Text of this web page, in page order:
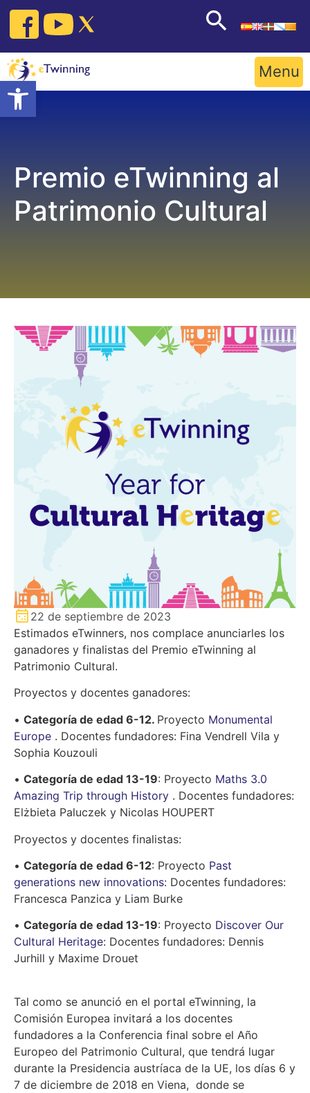
Open toolbar
Skip
content
Menu
Premio eTwinning al
Patrimonio Cultural
22 de septiembre de 2023
Estimados eTwinners, nos complace anunciarles los
ganadores y finalistas del Premio eTwinning al
Patrimonio Cultural.
Proyectos y docentes ganadores:
• Categoría de edad 6-12. Proyecto Monumental
Europe . Docentes fundadores: Fina Vendrell Vila y
Sophia Kouzouli
• Categoría de edad 13-19: Proyecto Maths 3.0
Amazing Trip through History . Docentes fundadores:
Elżbieta Paluczek y Nicolas HOUPERT
Proyectos y docentes finalistas:
• Categoría de edad 6-12: Proyecto Past
generations new innovations: Docentes fundadores:
Francesca Panzica y Liam Burke
• Categoría de edad 13-19: Proyecto Discover Our
Cultural Heritage: Docentes fundadores: Dennis
Jurhill y Maxime Drouet
Tal como se anunció en el portal eTwinning, la
Comisión Europea invitará a los docentes
fundadores a la Conferencia final sobre el Año
Europeo del Patrimonio Cultural, que tendrá lugar
durante la Presidencia austríaca de la UE, los días 6 y
7 de diciembre de 2018 en Viena, donde se